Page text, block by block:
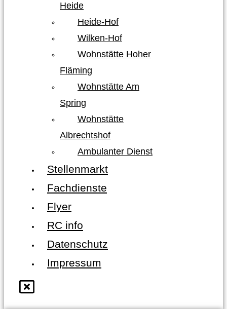
Heide
Heide-Hof
Wilken-Hof
Wohnstätte Hoher
Fläming
Wohnstätte Am
Spring
Wohnstätte
Albrechtshof
Ambulanter Dienst
Stellenmarkt
Fachdienste
Flyer
RC info
Datenschutz
Impressum